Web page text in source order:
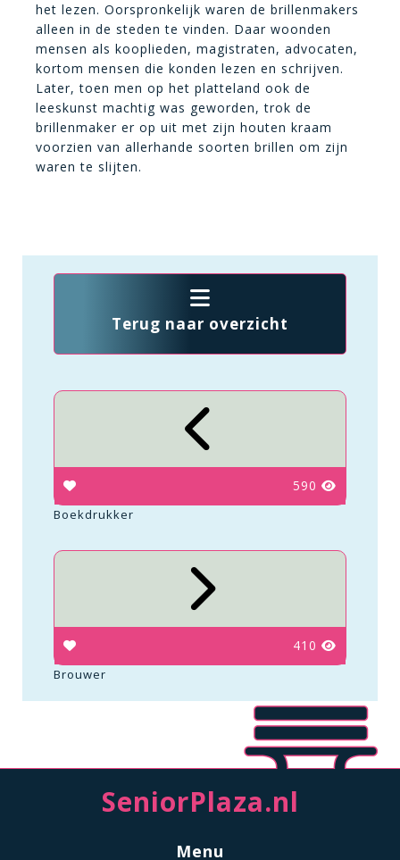
het lezen. Oorspronkelijk waren de brillenmakers
alleen in de steden te vinden. Daar woonden
mensen als kooplieden, magistraten, advocaten,
kortom mensen die konden lezen en schrijven.
Later, toen men op het platteland ook de
leeskunst machtig was geworden, trok de
brillenmaker er op uit met zijn houten kraam
voorzien van allerhande soorten brillen om zijn
waren te slijten.
Terug naar overzicht
590
Boekdrukker
410
Brouwer
SeniorPlaza.nl
Menu